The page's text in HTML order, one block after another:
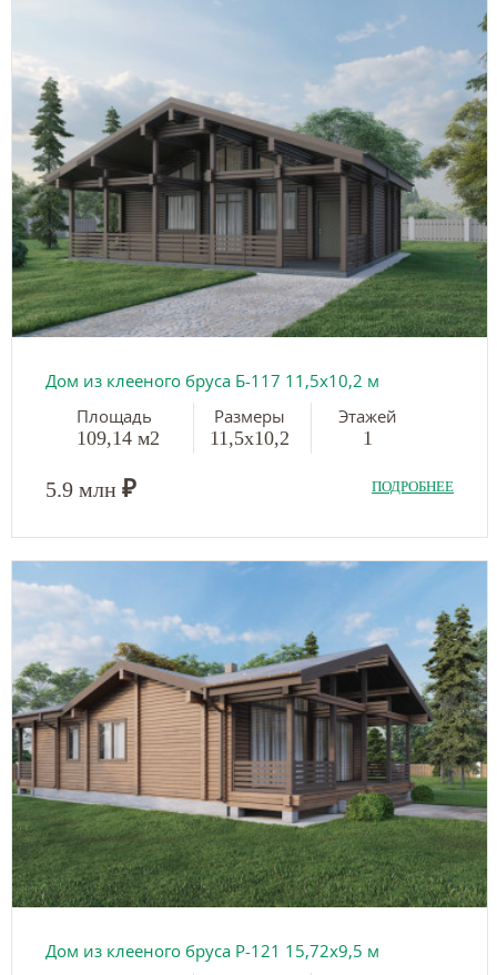
Дом из клееного бруса Б-117 11,5х10,2 м
Площадь
109,14 м2
Размеры
11,5х10,2
Этажей
1
5.9 млн ₽ ПОДРОБНЕЕ
Дом из клееного бруса Р-121 15,72х9,5 м